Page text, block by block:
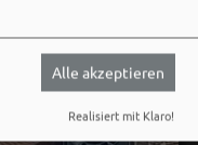
Alle akzeptieren
Realisiert mit Klaro!